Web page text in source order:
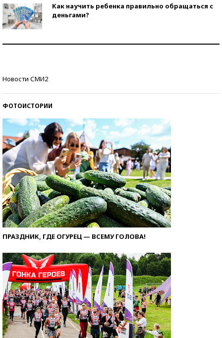
Как научить ребенка правильно обращаться с
деньгами?
Новости СМИ2
ФОТОИСТОРИИ
ПРАЗДНИК, ГДЕ ОГУРЕЦ — ВСЕМУ ГОЛОВА!